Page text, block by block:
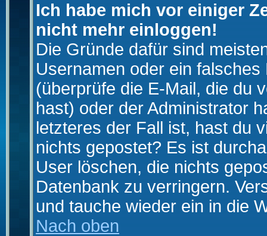
Ich habe mich vor einiger
nicht mehr einloggen!
Die Gründe dafür sind
Usernamen oder ein
(überprüfe die E-Mail, die du
hast) oder der Administrator
letzteres der Fall ist, hast du
nichts gepostet? Es ist
User löschen, die nichts
Datenbank zu verringern.
und tauche wieder ein in die
Nach oben